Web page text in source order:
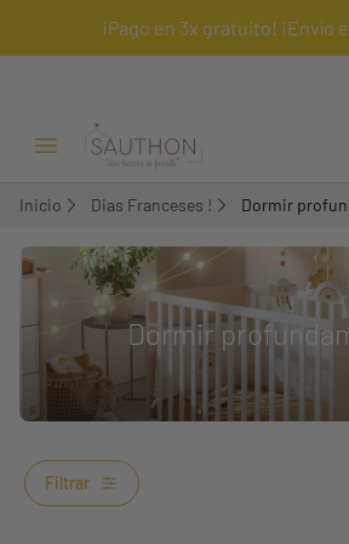
¡Pago en 3x gratuito! ¡Envío
Menú Abrir/Cerrar
Inicio Dias Franceses ! Dormir
Dormir
Filtrar